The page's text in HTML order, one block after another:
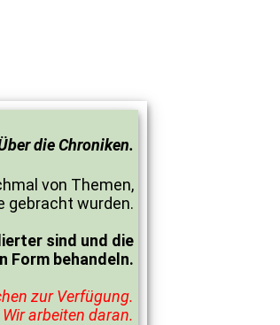
die Chroniken.
von Themen,
gebracht wurden.
sind und die
Form behandeln.
zur Verfügung.
Wir arbeiten daran.